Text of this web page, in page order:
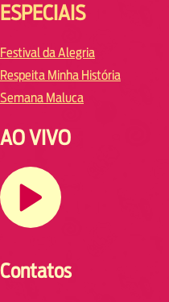
ESPECIAIS
Festival da Alegria
Respeita Minha História
Semana Maluca
AO VIVO
Contatos